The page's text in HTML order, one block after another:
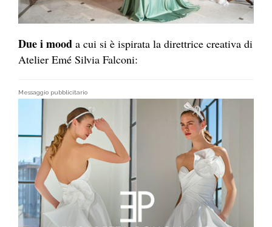
Due i mood a cui si è ispirata la direttrice creativa di
Atelier Emé Silvia Falconi:
Messaggio pubblicitario